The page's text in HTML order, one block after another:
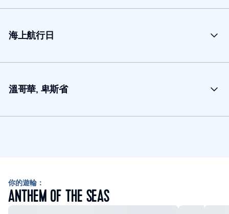
海上航行日
溫哥華, 卑斯省
你的遊輪：
ANTHEM OF THE SEAS